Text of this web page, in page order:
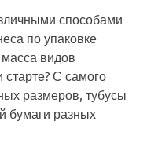
по упаковке
видов
старте? С самого
размеров, тубусы
бумаги разных